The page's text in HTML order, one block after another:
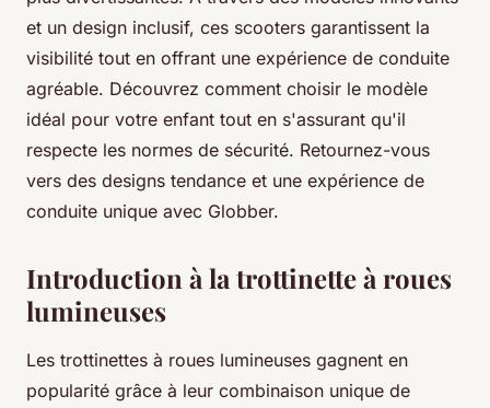
et un design inclusif, ces scooters garantissent la
visibilité tout en offrant une expérience de conduite
agréable. Découvrez comment choisir le modèle
idéal pour votre enfant tout en s'assurant qu'il
respecte les normes de sécurité. Retournez-vous
vers des designs tendance et une expérience de
conduite unique avec Globber.
Introduction à la trottinette à roues
lumineuses
Les trottinettes à roues lumineuses gagnent en
popularité grâce à leur combinaison unique de